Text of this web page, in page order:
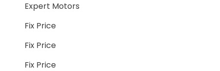
Expert Motors
Fix Price
Fix Price
Fix Price